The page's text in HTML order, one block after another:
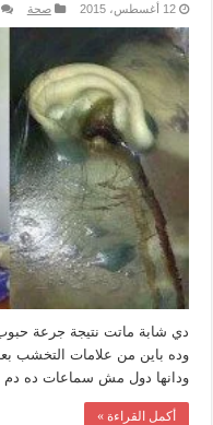
12 أغسطس، 2015 صحة
دي شابة ماتت نتيجة جرعة
وده باين من علامات التخشب
ودانها دول مش سماعات ده دم
أكمل القراءة »